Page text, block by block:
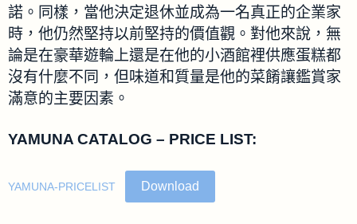
諾。同樣，當他決定退休並成為一名真正的企業家
時，他仍然堅持以前堅持的價值觀。對他來說，無
論是在豪華遊輪上還是在他的小酒館裡供應蛋糕都
沒有什麼不同，但味道和質量是他的菜餚讓鑑賞家
滿意的主要因素。
YAMUNA CATALOG – PRICE LIST:
YAMUNA-PRICELIST Download